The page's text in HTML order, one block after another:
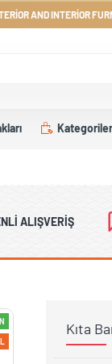
AND INTERIOR
Kategoriler
ALIŞVERIŞ
Kıta